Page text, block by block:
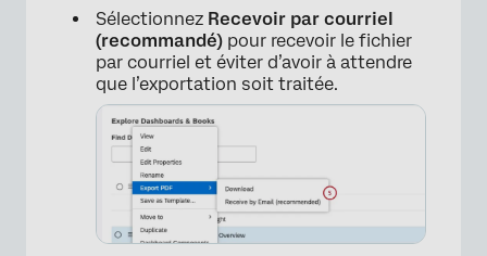
×
Sélectionnez Recevoir par courriel
(recommandé) pour recevoir le fichier
par courriel et éviter d’avoir à attendre
que l’exportation soit traitée.